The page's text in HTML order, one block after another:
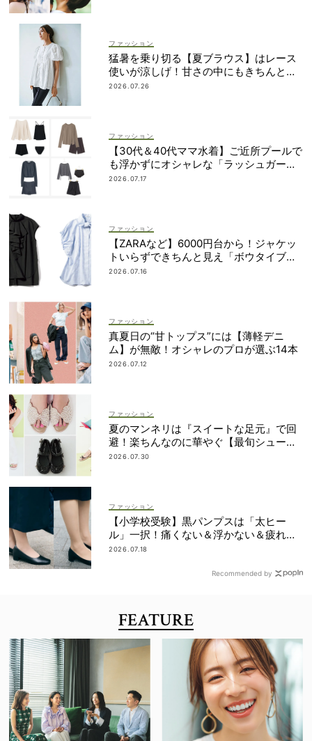
ファッション
猛暑を乗り切る【夏ブラウス】はレース
使いが涼しげ！甘さの中にもきちんと感
を
2026.07.26
ファッション
【30代＆40代ママ水着】ご近所プールで
も浮かずにオシャレな「ラッシュガード
＆ショートパンツセット」6選！
2026.07.17
ファッション
【ZARAなど】6000円台から！ジャケッ
トいらずできちんと見え「ボウタイブラ
ウス」4選
2026.07.16
ファッション
真夏日の“甘トップス”には【薄軽デニ
ム】が無敵！オシャレのプロが選ぶ14本
2026.07.12
ファッション
夏のマンネリは『スイートな足元』で回
避！楽ちんなのに華やぐ【最旬シューズ1
6選】
2026.07.30
ファッション
【小学校受験】黒パンプスは「太ヒー
ル」一択！痛くない＆浮かない＆疲れな
い先輩ママたちのベストバイ4選
2026.07.18
Recommended by
FEATURE